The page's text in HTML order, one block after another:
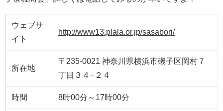
ウェブサ
イト
http://www13.plala.or.jp/sasabori/
所在地
〒235-0021 神奈川県横浜市磯子区岡村７
丁目３４−２４
時間 8時00分～17時00分